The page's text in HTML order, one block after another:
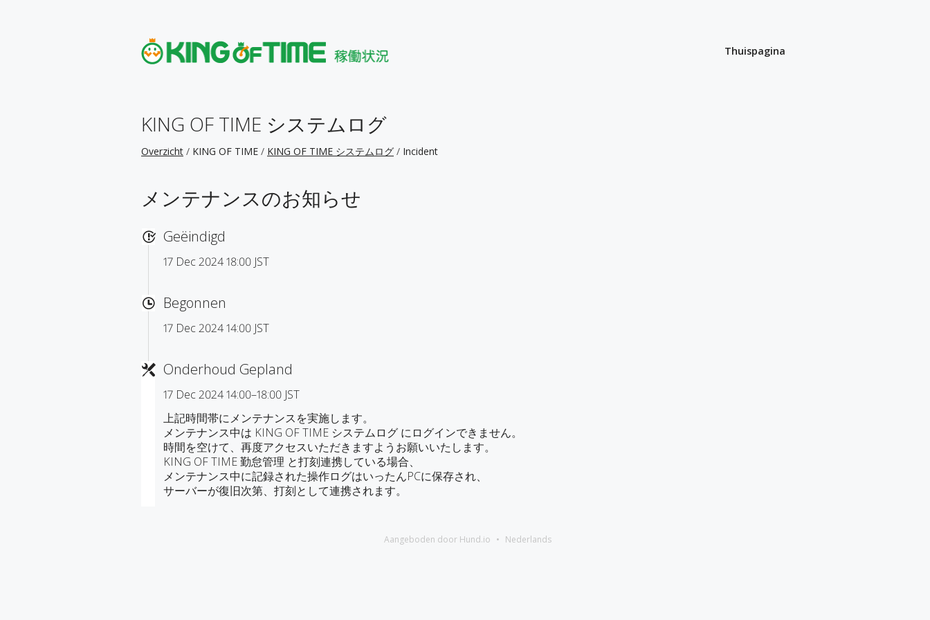
Thuispagina
KING OF TIME システムログ
Overzicht KING OF TIME KING OF TIME システムログ Incident
メンテナンスのお知らせ
Geëindigd
17 Dec 2024 18:00 JST
Begonnen
17 Dec 2024 14:00 JST
Onderhoud Gepland
17 Dec 2024 14:00–18:00 JST
上記時間帯にメンテナンスを実施します。
メンテナンス中は KING OF TIME システムログ にログインできません。
時間を空けて、再度アクセスいただきますようお願いいたします。
KING OF TIME 勤怠管理 と打刻連携している場合、
メンテナンス中に記録された操作ログはいったんPCに保存され、
サーバーが復旧次第、打刻として連携されます。
Aangeboden door Hund.io Nederlands